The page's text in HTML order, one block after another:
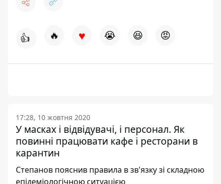
👍 🔥 ♥ 😭 😆 😡
17:28, 10 жовтня 2020
У масках і відвідувачі, і персонал. Як
повинні працювати кафе і ресторани в
карантин
Степанов пояснив правила в зв'язку зі складною
епідеміологічною ситуацією